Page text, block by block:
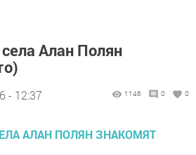
Алан Полян
- 12:37 1146 0 0